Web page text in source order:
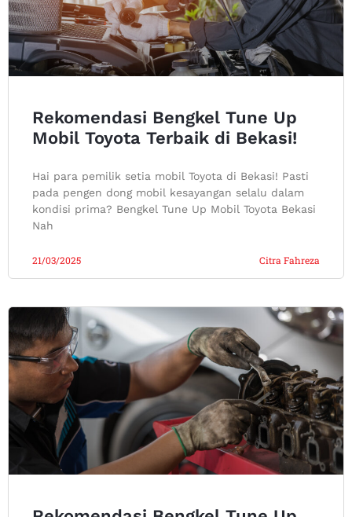
Rekomendasi Bengkel Tune Up
Mobil Toyota Terbaik di Bekasi!
Hai para pemilik setia mobil Toyota di Bekasi! Pasti
pada pengen dong mobil kesayangan selalu dalam
kondisi prima? Bengkel Tune Up Mobil Toyota Bekasi
Nah
Citra Fahreza
21/03/2025